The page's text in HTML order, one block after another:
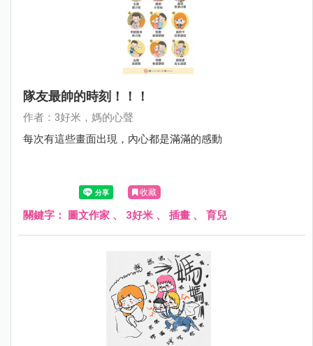
隊友最帥的時刻！！！
作者：3好米，媽的心聲
每次有這些畫面出現，內心都是滿滿的感動
收藏
關鍵字： 圖文作家 、 3好米 、 插畫 、 育兒